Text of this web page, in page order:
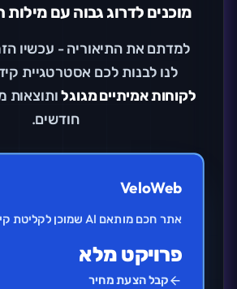
מוכנים לדרוג גבוה עם
למדתם את התיאוריה - עכשיו
לנו לבנות לכם אסטרטגיית
לקוחות אמיתיים מגוגל
חודשים.
VeloWeb
אתר חכם מותאם AI שמוכן לקליטת קישורים
פרויקט מלא
קבל הצעת מחיר